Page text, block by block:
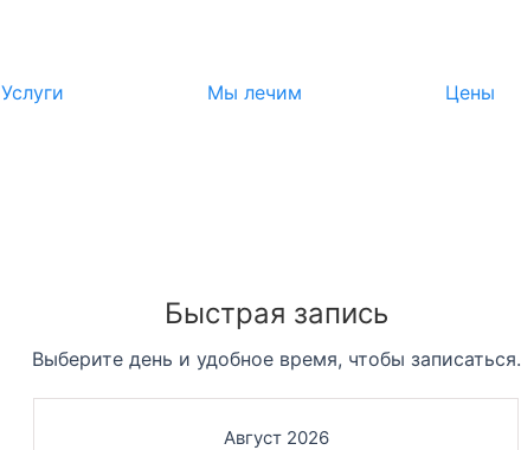
Услуги Мы лечим Цены
Быстрая запись
Выберите день и удобное время, чтобы записаться.
Август 2026